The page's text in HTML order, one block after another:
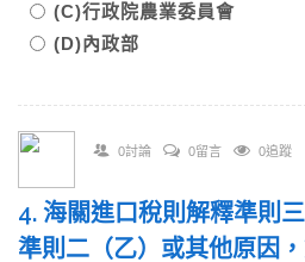
(C)行政院農業委員會
(D)內政部
0討論 0留言 0追蹤
4. 海關進口稅則解釋準則
準則二（乙）或其他原因